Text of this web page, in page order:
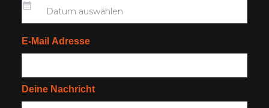
E-Mail Adresse
Deine Nachricht